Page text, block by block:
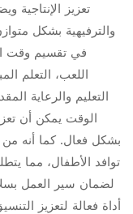
تعزيز الإنتاجية
والترفيهية بشكل
في تقسيم وقت
اللعب، التعلم
التعليم والرعاية
الوقت يمكن أن
بشكل فعال. كما أنه من
توافد الأطفال، مما
لضمان سير العمل
أداة فعالة لتعزيز